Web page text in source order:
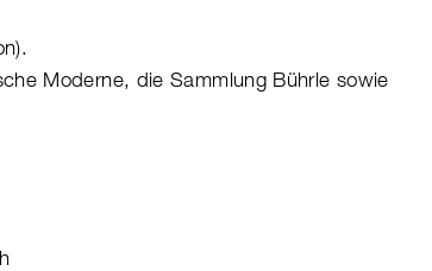
Moderne, die Sammlung Bührle sowie